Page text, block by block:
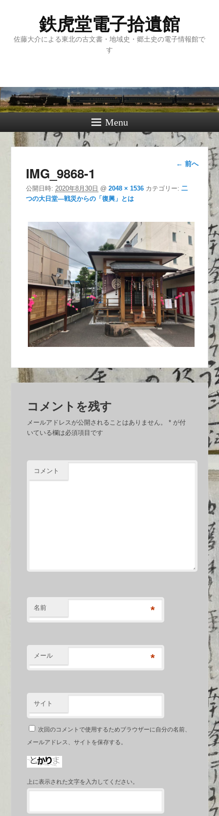
鉄虎堂電子拾遺館
佐藤大介による東北の古文書・地域史・郷土史の電子情報館で
す
Menu
画像ナ
ビゲー
← 前へ
IMG_9868-1
公開日時: 2020年8月30日 @2048 × 1536 カテゴリー:二
つの大日堂―戦災からの「復興」とは
コメントを残す
メールアドレスが公開されることはありません。 * が付
いている欄は必須項目です
コメント
名前 *
メール *
サイト
次回のコメントで使用するためブラウザーに自分の名前、
メールアドレス、サイトを保存する。
上に表示された文字を入力してください。